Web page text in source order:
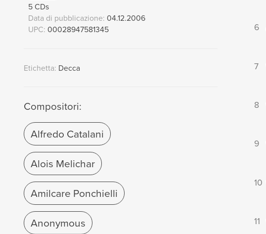
5 CDs
Data di pubblicazione: 04.12.2006
UPC: 00028947581345
Etichetta: Decca
Compositori:
Alfredo Catalani
Alois Melichar
Amilcare Ponchielli
Anonymous
6
7
8
9
10
11